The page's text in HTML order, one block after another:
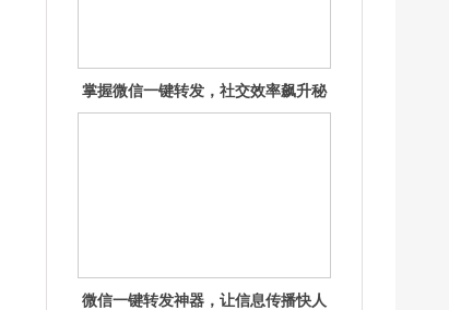
微信一键转发神器，让信息传播快人
一步！
一键操作，让微信信息流转轻松又高